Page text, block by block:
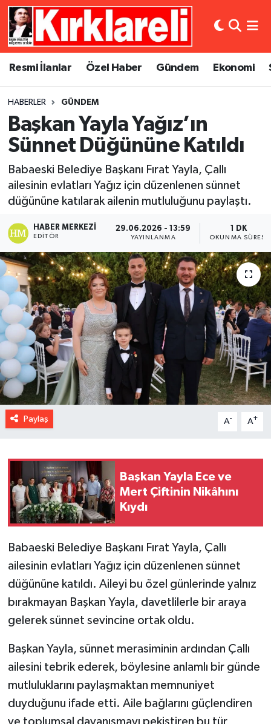
Resmi İlanlar Özel Haber Gündem Ekonomi
HABERLER GÜNDEM
Başkan Yayla Yağız’ın
Sünnet Düğününe Katıldı
Babaeski Belediye Başkanı Fırat Yayla, Çallı
ailesinin evlatları Yağız için düzenlenen sünnet
düğününe katılarak ailenin mutluluğunu paylaştı.
HABER MERKEZI
EDITÖR
29.06.2026 - 13:59
YAYINLANMA
1 DK
OKUNMA SÜRESI
Paylaş A- A+
Başkan Yayla Ece ve
Mert Çiftinin Nikâhını
Kıydı
Babaeski Belediye Başkanı Fırat Yayla, Çallı
ailesinin evlatları Yağız için düzenlenen sünnet
düğününe katıldı. Aileyi bu özel günlerinde yalnız
bırakmayan Başkan Yayla, davetlilerle bir araya
gelerek sünnet sevincine ortak oldu.
Başkan Yayla, sünnet merasiminin ardından Çallı
ailesini tebrik ederek, böylesine anlamlı bir günde
mutluluklarını paylaşmaktan memnuniyet
duyduğunu ifade etti. Aile bağlarını güçlendiren
ve toplumsal dayanışmayı pekiştiren bu tür
Resmi İlanlar
Gündem
Ekonomi
Siyaset
Spor
Asayiş
Dünya
Kültür Sanat
Magazin
Medya
Sağlık
Künye
Gizlilik Sözleşmesi
Merkez Nöbetçi Eczaneler
Merkez Trafik Yoğunluk Haritası
Süper Lig Puan Durumu ve Fikstür
Tüm Manşetler
Son Dakika Haberleri
Haber Arşivi